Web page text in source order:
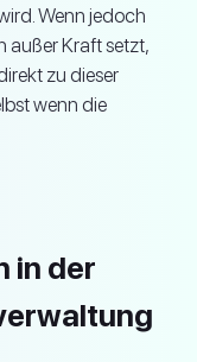
Wenn jedoch
außer Kraft setzt,
zu dieser
wenn die
in der